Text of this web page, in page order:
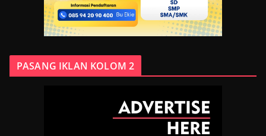
PASANG IKLAN KOLOM 2